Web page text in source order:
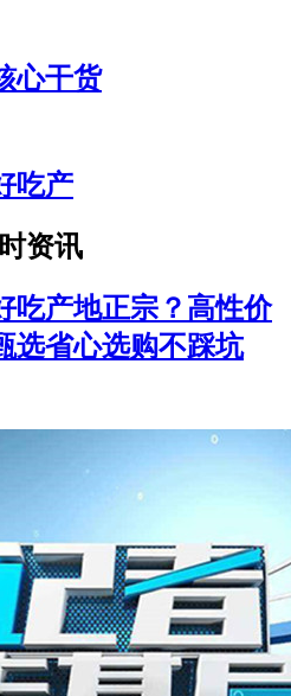
心干货
吃产
资讯
吃产地正宗？高性价
选省心选购不踩坑